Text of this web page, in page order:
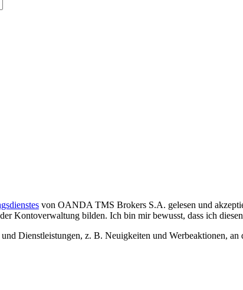
von OANDA TMS Brokers S.A. gelesen und
Kontoverwaltung bilden. Ich bin mir bewusst, dass ich
z. B. Neuigkeiten und Werbeaktionen, an